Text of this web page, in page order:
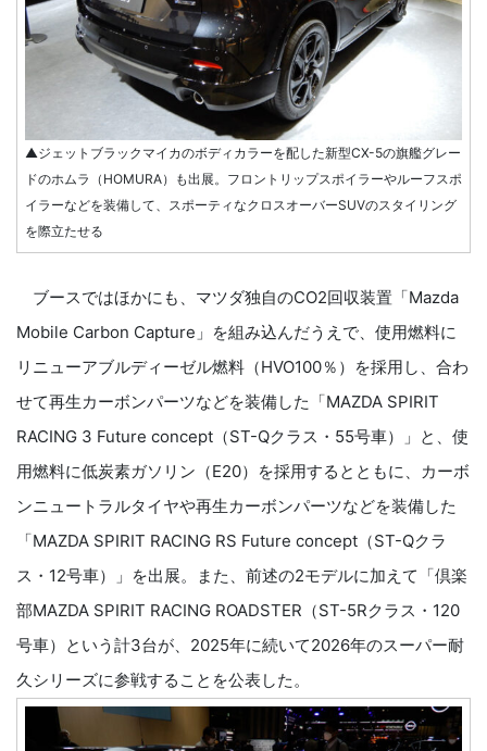
▲ジェットブラックマイカのボディカラーを配した新型CX-5の旗艦グレー
ドのホムラ（HOMURA）も出展。フロントリップスポイラーやルーフスポ
イラーなどを装備して、スポーティなクロスオーバーSUVのスタイリング
を際立たせる
ブースではほかにも、マツダ独自のCO2回収装置「Mazda
Mobile Carbon Capture」を組み込んだうえで、使用燃料に
リニューアブルディーゼル燃料（HVO100％）を採用し、合わ
せて再生カーボンパーツなどを装備した「MAZDA SPIRIT
RACING 3 Future concept（ST-Qクラス・55号車）」と、使
用燃料に低炭素ガソリン（E20）を採用するとともに、カーボ
ンニュートラルタイヤや再生カーボンパーツなどを装備した
「MAZDA SPIRIT RACING RS Future concept（ST-Qクラ
ス・12号車）」を出展。また、前述の2モデルに加えて「倶楽
部MAZDA SPIRIT RACING ROADSTER（ST-5Rクラス・120
号車）という計3台が、2025年に続いて2026年のスーパー耐
久シリーズに参戦することを公表した。